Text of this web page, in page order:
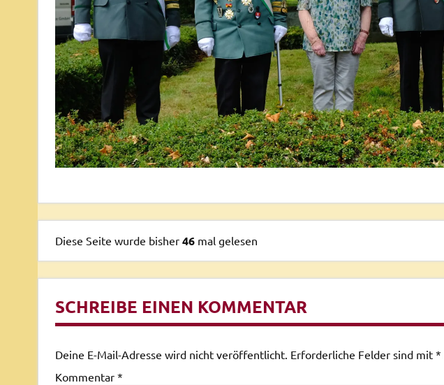
Diese Seite wurde bisher46 mal gelesen
SCHREIBE EINEN KOMMENTAR
Deine E-Mail-Adresse wird nicht veröffentlicht. Erforderliche Felder sind mit *
Kommentar *